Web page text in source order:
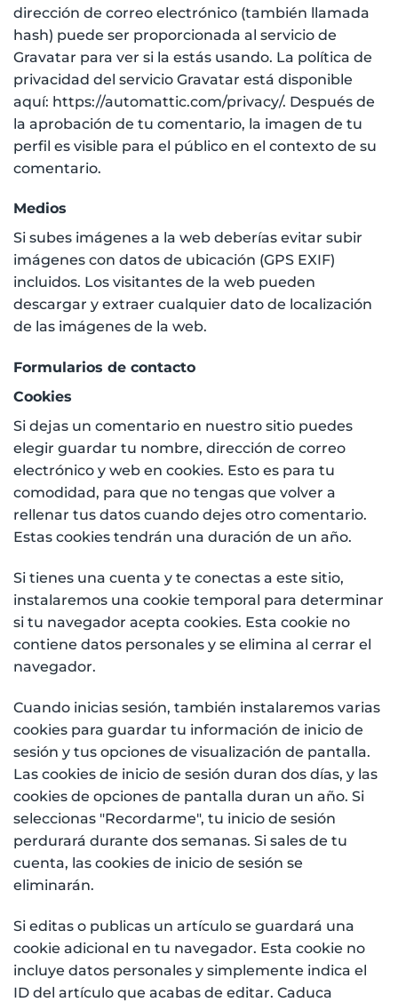
dirección de correo electrónico (también llamada
hash) puede ser proporcionada al servicio de
Gravatar para ver si la estás usando. La política de
privacidad del servicio Gravatar está disponible
aquí: https://automattic.com/privacy/. Después de
la aprobación de tu comentario, la imagen de tu
perfil es visible para el público en el contexto de su
comentario.
Medios
Si subes imágenes a la web deberías evitar subir
imágenes con datos de ubicación (GPS EXIF)
incluidos. Los visitantes de la web pueden
descargar y extraer cualquier dato de localización
de las imágenes de la web.
Formularios de contacto
Cookies
Si dejas un comentario en nuestro sitio puedes
elegir guardar tu nombre, dirección de correo
electrónico y web en cookies. Esto es para tu
comodidad, para que no tengas que volver a
rellenar tus datos cuando dejes otro comentario.
Estas cookies tendrán una duración de un año.
Si tienes una cuenta y te conectas a este sitio,
instalaremos una cookie temporal para determinar
si tu navegador acepta cookies. Esta cookie no
contiene datos personales y se elimina al cerrar el
navegador.
Cuando inicias sesión, también instalaremos varias
cookies para guardar tu información de inicio de
sesión y tus opciones de visualización de pantalla.
Las cookies de inicio de sesión duran dos días, y las
cookies de opciones de pantalla duran un año. Si
seleccionas "Recordarme", tu inicio de sesión
perdurará durante dos semanas. Si sales de tu
cuenta, las cookies de inicio de sesión se
eliminarán.
Si editas o publicas un artículo se guardará una
cookie adicional en tu navegador. Esta cookie no
incluye datos personales y simplemente indica el
ID del artículo que acabas de editar. Caduca